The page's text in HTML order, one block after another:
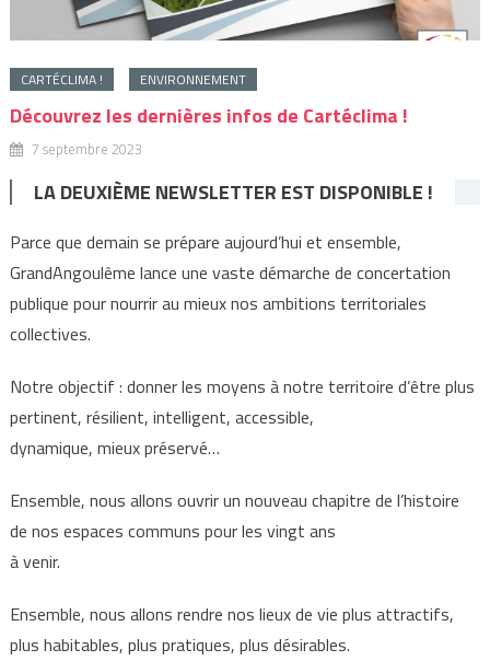
CARTÉCLIMA ! ENVIRONNEMENT
Découvrez les dernières infos de Cartéclima !
7 septembre 2023
LA DEUXIÈME NEWSLETTER EST DISPONIBLE !
Parce que demain se prépare aujourd’hui et ensemble,
GrandAngoulême lance une vaste démarche de concertation
publique pour nourrir au mieux nos ambitions territoriales
collectives.
Notre objectif : donner les moyens à notre territoire d’être plus
pertinent, résilient, intelligent, accessible,
dynamique, mieux préservé…
Ensemble, nous allons ouvrir un nouveau chapitre de l’histoire
de nos espaces communs pour les vingt ans
à venir.
Ensemble, nous allons rendre nos lieux de vie plus attractifs,
plus habitables, plus pratiques, plus désirables.